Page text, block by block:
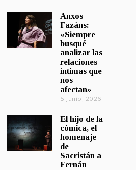
Anxos
Fazáns:
«Siempre
busqué
analizar las
relaciones
íntimas que
nos
afectan»
5 junio, 2026
El hijo de la
cómica, el
homenaje
de
Sacristán a
Fernán